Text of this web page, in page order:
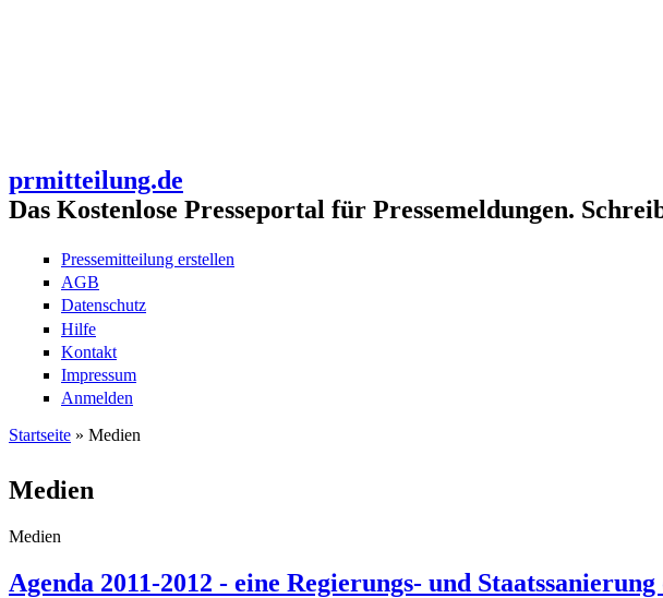
prmitteilung.de
Das Kostenlose Presseportal für Pressemeldungen.
Pressemitteilung erstellen
AGB
Datenschutz
Hilfe
Kontakt
Impressum
Anmelden
Startseite » Medien
Medien
Medien
Agenda 2011-2012 - eine Regierungs- und